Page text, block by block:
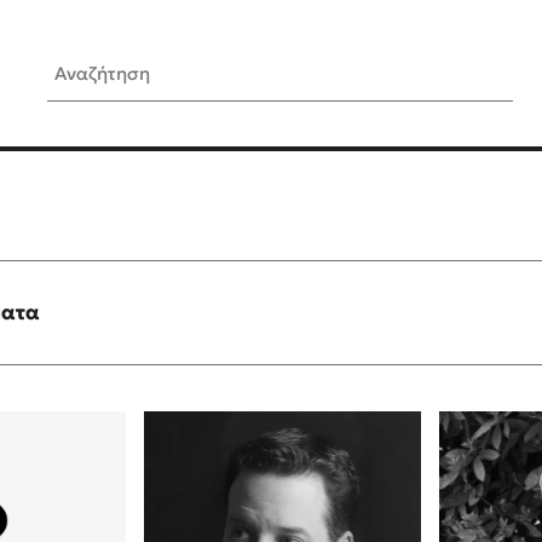
Αναζήτηση
είναι «το πρόβλημα»
Τι είναι η
Δανάη Δεληγεώργη
Συγχαρητήρια, Πέθανες!